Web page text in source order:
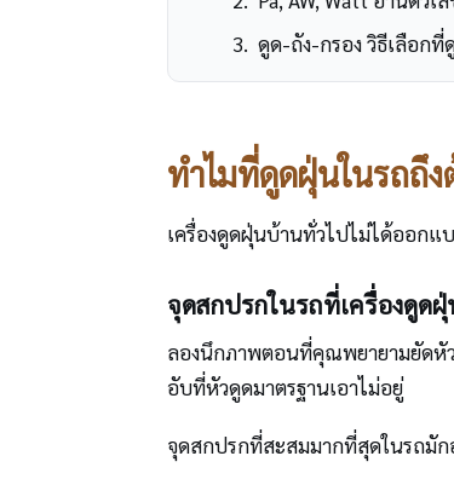
ดูด-ถัง-กรอง วิธีเลือกที่
ทำไมที่ดูดฝุ่นในรถถึ
เครื่องดูดฝุ่นบ้านทั่วไปไม่ได้ออกแ
จุดสกปรกในรถที่เครื่องดูดฝุ่
ลองนึกภาพตอนที่คุณพยายามยัดหัว
อับที่หัวดูดมาตรฐานเอาไม่อยู่
จุดสกปรกที่สะสมมากที่สุดในรถมัก